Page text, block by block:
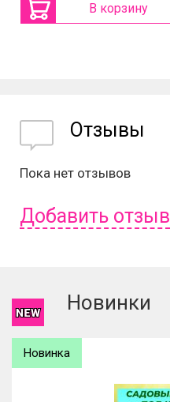
В корзину
Отзывы
Пока нет отзывов
Добавить отзыв
Новинки
Новинка